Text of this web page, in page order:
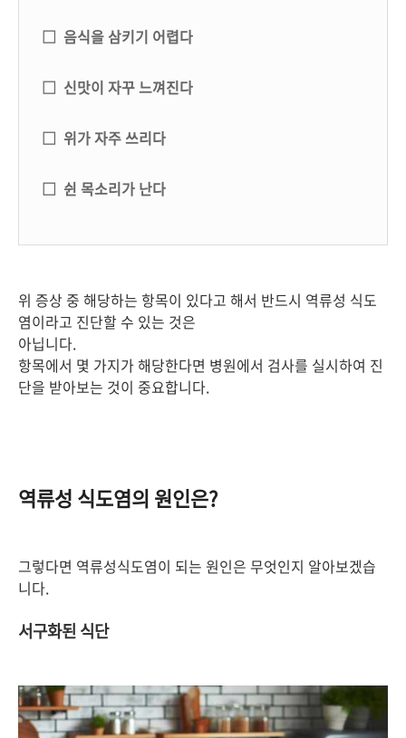
□ 음식을 삼키기 어렵다
□ 신맛이 자꾸 느껴진다
□ 위가 자주 쓰리다
□ 쉰 목소리가 난다
위 증상 중 해당하는 항목이 있다고 해서 반드시 역류성 식도
염이라고 진단할 수 있는 것은
아닙니다.
항목에서 몇 가지가 해당한다면 병원에서 검사를 실시하여 진
단을 받아보는 것이 중요합니다.
역류성 식도염의 원인은?
그렇다면 역류성식도염이 되는 원인은 무엇인지 알아보겠습
니다.
서구화된 식단